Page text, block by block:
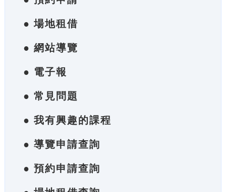
● 場地租借
● 網站導覽
● 電子報
● 常見問題
● 我有興趣的課程
● 導覽申請查詢
● 預約申請查詢